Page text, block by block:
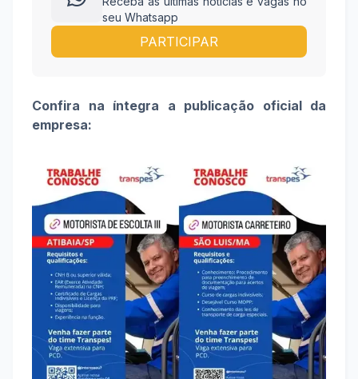
seu Whatsapp
PARTICIPAR
Confira na íntegra a publicação oficial da
empresa: